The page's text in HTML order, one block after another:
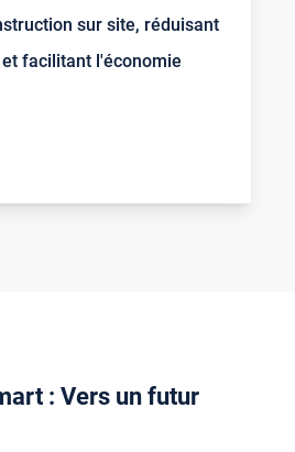
sur site, réduisant
facilitant l'économie
: Vers un futur